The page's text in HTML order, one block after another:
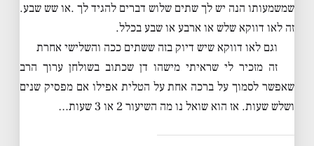
שמשמעותו הנה יש לך שתים שלוש דברים להגיד לך .או שש שבע.
זה לאו דווקא שלש או ארבע או שבע בכלל.
וגם לאו דווקא שיש דיוק בזה ששתים ככה והשלישי אחרת
זה מזכיר לי שראיתי מישהו דן שכתוב בשולחן ערוך הרב
שאפשר לסמוך על ברכה אחת על הטלית אפילו אם מפסיק שנים
ושלש שעות. אז הוא שואל נו מה השיעור 2 או 3 שעות…